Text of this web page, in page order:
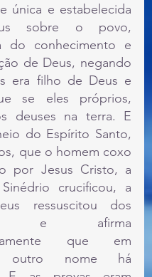
única e estabelecida
sobre o povo,
do conhecimento e
de Deus, negando
era filho de Deus e
se eles próprios,
deuses na terra. E
do Espírito Santo,
que o homem coxo
por Jesus Cristo, a
crucificou, a
ressuscitou dos
e afirma
que em
outro nome há